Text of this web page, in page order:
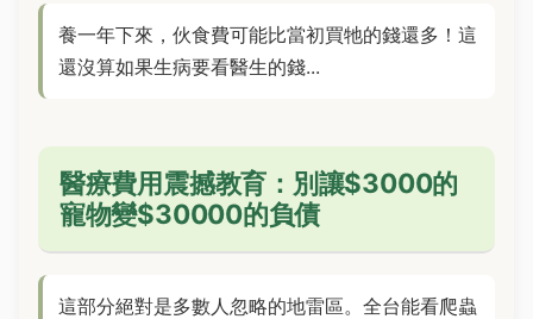
養一年下來，伙食費可能比當初買牠的錢還多！這
還沒算如果生病要看醫生的錢...
醫療費用震撼教育：別讓$3000的
寵物變$30000的負債
這部分絕對是多數人忽略的地雷區。全台能看爬蟲